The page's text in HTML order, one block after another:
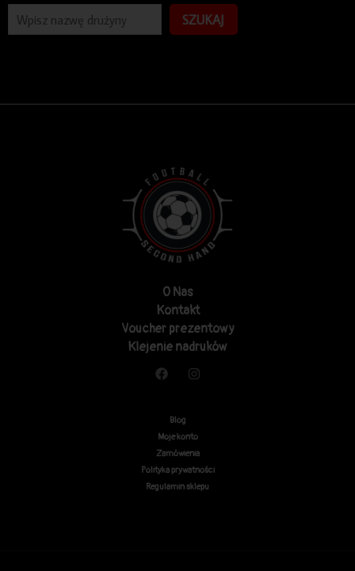
SZUKAJ
O Nas
Kontakt
Voucher prezentowy
Klejenie nadruków
Blog
Moje konto
Zamówienia
Polityka prywatności
Regulamin sklepu